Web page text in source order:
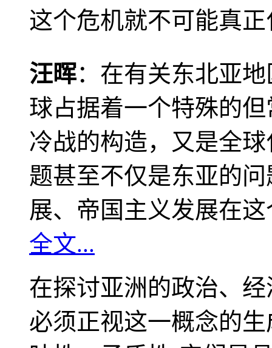
这个危机就不可能真
汪晖：在有关东北亚
球占据着一个特殊的
冷战的构造，又是全
题甚至不仅是东亚的
展、帝国主义发展在
全文...
在探讨亚洲的政治、
必须正视这一概念的